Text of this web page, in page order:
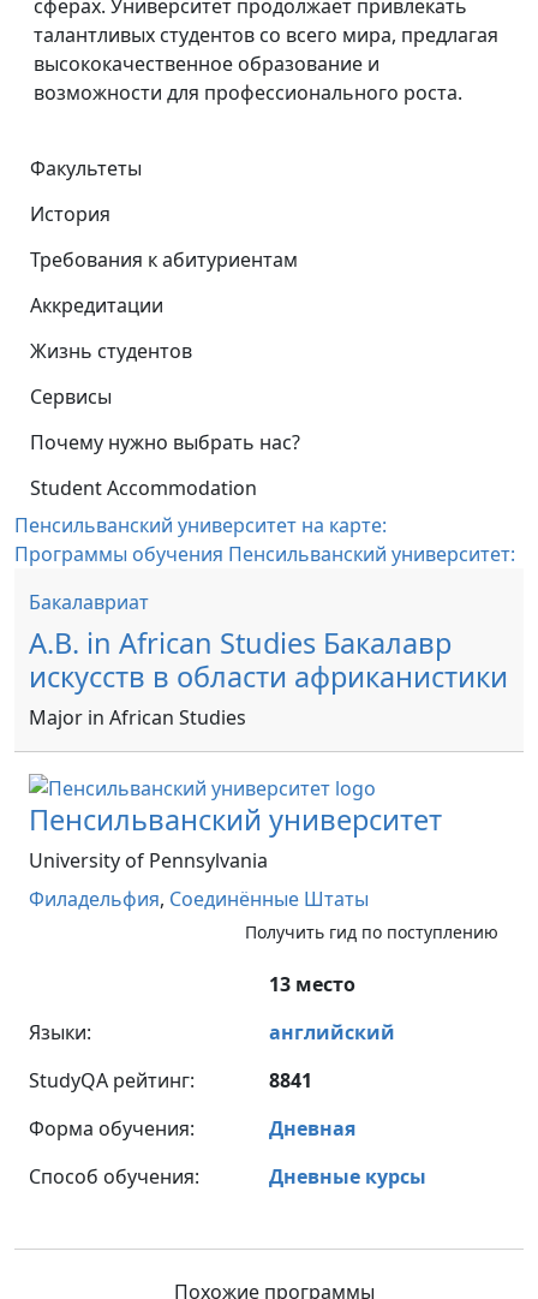
сферах. Университет продолжает привлекать
талантливых студентов со всего мира, предлагая
высококачественное образование и
возможности для профессионального роста.
Факультеты
История
Требования к абитуриентам
Аккредитации
Жизнь студентов
Сервисы
Почему нужно выбрать нас?
Student Accommodation
Пенсильванский университет на карте:
Программы обучения Пенсильванский университет:
Бакалавриат
A.B. in African Studies Бакалавр
искусств в области африканистики
Major in African Studies
Пенсильванский университет
University of Pennsylvania
Филадельфия, Соединённые Штаты
Получить гид по поступлению
13 место
Языки:
английский
StudyQA рейтинг:
8841
Форма обучения:
Дневная
Способ обучения:
Дневные курсы
Похожие программы